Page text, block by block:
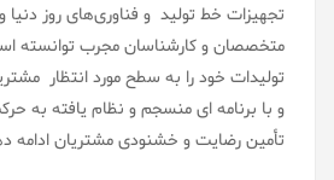
تجهیزات خط تولید و فناوری‌های روز دنیا
متخصصان و کارشناسان مجرب توانسته
تولیدات خود را به سطح مورد انتظار
و با برنامه ای منسجم و نظام یافته به
تأمین رضایت و خشنودی مشتریان ادامه